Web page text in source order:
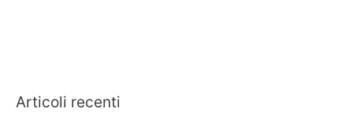
Articoli recenti